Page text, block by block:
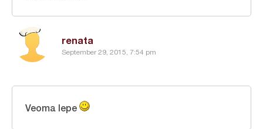
renata
September 29, 2015, 7:54 pm
Veoma lepe